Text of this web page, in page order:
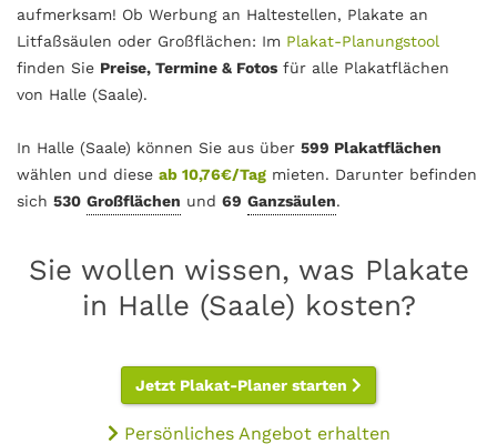
aufmerksam! Ob Werbung an Haltestellen, Plakate an
Litfaßsäulen oder Großflächen: Im Plakat-Planungstool
finden Sie Preise, Termine & Fotos für alle Plakatflächen
von Halle (Saale).
In Halle (Saale) können Sie aus über 599 Plakatflächen
wählen und diese ab 10,76€/Tag mieten. Darunter befinden
sich 530 Großflächen und 69 Ganzsäulen.
Sie wollen wissen, was Plakate
in Halle (Saale) kosten?
Jetzt Plakat-Planer starten
Persönliches Angebot erhalten